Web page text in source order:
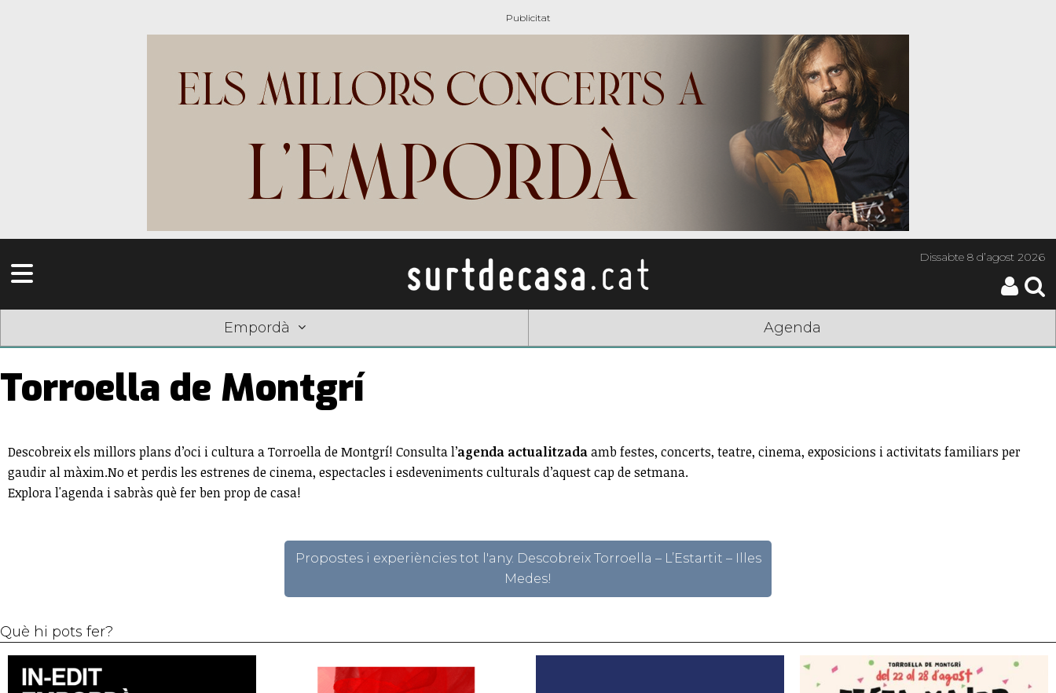
Dissabte8 d’agost 2026
Empordà Agenda
Torroella de Montgrí
Descobreix els millors plans d’oci i cultura a Torroella de Montgrí! Consulta l’agenda actualitzadaamb festes, concerts, teatre, cinema, exposicions i activitats familiars per
gaudir al màxim.No et perdis les estrenes de cinema, espectacles i esdeveniments culturals d’aquest cap de setmana.
Explora l'agenda i sabràs què fer ben prop de casa!
Propostes i experiències tot l'any. Descobreix Torroella – L’Estartit – Illes
Medes!
Què hi pots fer?